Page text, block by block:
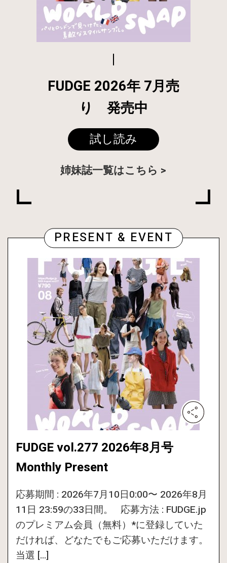
FUDGE 2026年 7月売
り 発売中
試し読み
姉妹誌一覧はこちら
PRESENT & EVENT
FUDGE vol.277 2026年8月号
Monthly Present
応募期間 : 2026年7月10日0:00〜 2026年8月
11日 23:59の33日間。 応募方法 : FUDGE.jp
のプレミアム会員（無料）*に登録していた
だければ、どなたでもご応募いただけます。
当選 […]